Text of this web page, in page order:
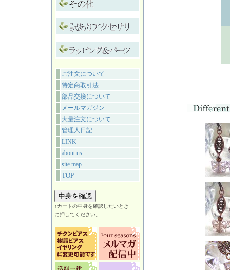
ご注文について
特定商取引法
部品交換について
メールマガジン
大量注文について
管理人日記
LINK
about us
site map
TOP
↑カートの中身を確認したいとき
に押してください。